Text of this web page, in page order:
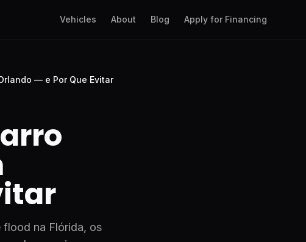
Vehicles About Blog Apply for Financing
— e Por Que Evitar
flood na Flórida, os